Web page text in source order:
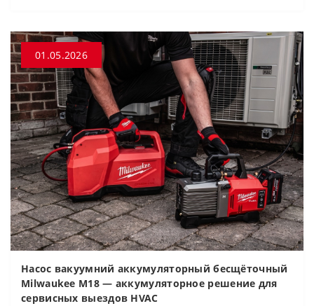
01.05.2026
Насос вакуумний аккумуляторный бесщёточный
Milwaukee M18 — аккумуляторное решение для
сервисных выездов HVAC